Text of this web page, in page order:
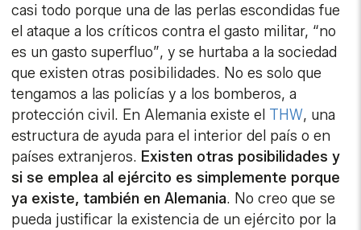
casi todo porque una de las perlas escondidas fue
el ataque a los críticos contra el gasto militar, “no
es un gasto superfluo”, y se hurtaba a la sociedad
que existen otras posibilidades. No es solo que
tengamos a las policías y a los bomberos, a
protección civil. En Alemania existe el THW, una
estructura de ayuda para el interior del país o en
países extranjeros. Existen otras posibilidades y
si se emplea al ejército es simplemente porque
ya existe, también en Alemania. No creo que se
pueda justificar la existencia de un ejército por la